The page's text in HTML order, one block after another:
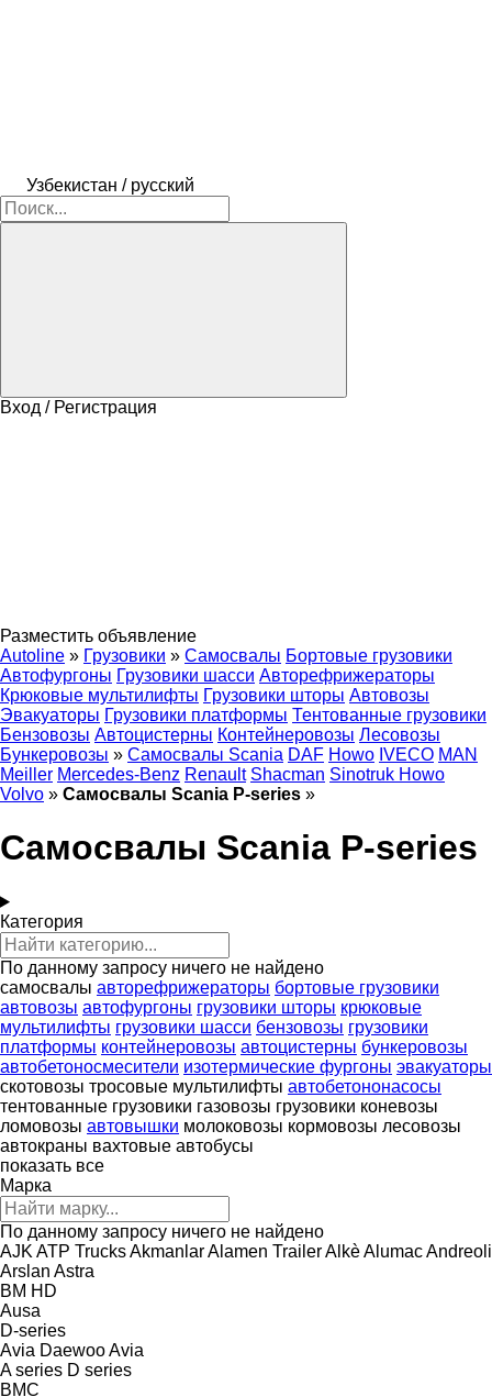
Узбекистан / русский
Вход / Регистрация
Разместить объявление
Autoline » Грузовики » Самосвалы Бортовые грузовики
Автофургоны Грузовики шасси Авторефрижераторы
Крюковые мультилифты Грузовики шторы Автовозы
Эвакуаторы Грузовики платформы Тентованные грузовики
Бензовозы Автоцистерны Контейнеровозы Лесовозы
Бункеровозы » Самосвалы Scania DAF Howo IVECO MAN
Meiller Mercedes-Benz Renault Shacman Sinotruk Howo
Volvo » Самосвалы Scania P-series »
Самосвалы Scania P-series
Категория
По данному запросу ничего не найдено
самосвалы авторефрижераторы бортовые грузовики
автовозы автофургоны грузовики шторы крюковые
мультилифты грузовики шасси бензовозы грузовики
платформы контейнеровозы автоцистерны бункеровозы
автобетоносмесители изотермические фургоны эвакуаторы
скотовозы тросовые мультилифты автобетононасосы
тентованные грузовики газовозы грузовики коневозы
ломовозы автовышки молоковозы кормовозы лесовозы
автокраны вахтовые автобусы
показать все
Марка
По данному запросу ничего не найдено
AJK ATP TrucksAkmanlarAlamen TrailerAlkèAlumacAndreoli
Arslan Astra
BM HD
Ausa
D-series
Avia DaewooAvia
A series D series
BMC